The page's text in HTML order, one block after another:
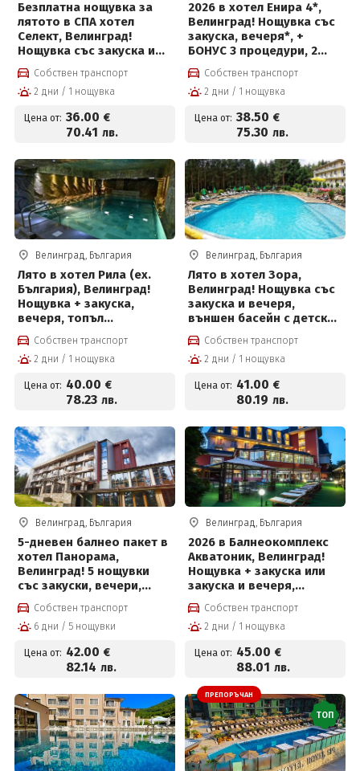
Безплатна нощувка за
лятото в СПА хотел
Селект, Велинград!
Нощувка със закуска и
вечеря + обяд* или на All
inclusive light, вътрешен
басейн с полу-
минерална вода, външен
детски мини Аквапарк на
Собствен транспорт
2 дни / 1 нощувка
Цена от: 36.00 €
70.41 лв.
2026 в хотел Енира 4*,
Велинград! Нощувка със
закуска, вечеря*, +
БОНУС 3 процедури, 2
басейна с минерална
вода, детски басейн,
джакузи и СПА пакет на
Собствен транспорт
2 дни / 1 нощувка
Цена от: 38.50 €
75.30 лв.
Велинград, България
Лято в хотел Рила (ех.
България), Велинград!
Нощувка + закуска,
вечеря, топъл
минерален басейн и СПА
пакетСобствен транспорт
2 дни / 1 нощувка
Цена от: 40.00 €
78.23 лв.
Велинград, България
Лято в хотел Зора,
Велинград! Нощувка със
закуска и вечеря,
външен басейн с детска
част, мини футболно и
волейболно игрище,
билярд и тенис на маса
за 41 € на човек
Собствен транспорт
2 дни / 1 нощувка
Цена от: 41.00 €
80.19 лв.
Велинград, България
5-дневен балнео пакет в
хотел Панорама,
Велинград! 5 нощувки
със закуски, вечери,
лекарски преглед, 2
физиотерапевтични
процедури на ден,
басейн с минерална вода
и солна стая за 42 евро
на човек на ден
Собствен транспорт
6 дни / 5 нощувки
Цена от: 42.00 €
82.14 лв.
Велинград, България
2026 в Балнеокомплекс
Акватоник, Велинград!
Нощувка + закуска или
закуска и вечеря,
вътрешен и външен
акватоничен басейн и
Уелнес пакет на цени от
45 евро на човек
Собствен транспорт
2 дни / 1 нощувка
Цена от: 45.00 €
88.01 лв.
ПРЕПОРЪЧАН
ТОП